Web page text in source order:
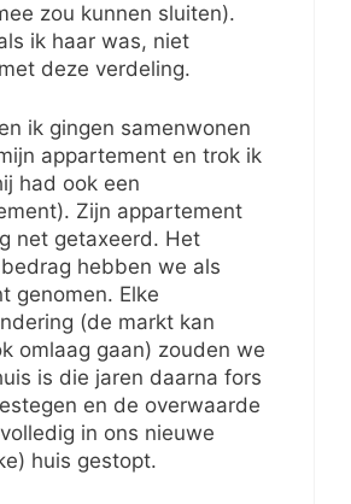
zou kunnen sluiten).
ik haar was, niet
deze verdeling.
ik gingen samenwonen
appartement en trok ik
had ook een
Zijn appartement
net getaxeerd. Het
hebben we als
genomen. Elke
(de markt kan
omlaag gaan) zouden we
is die jaren daarna fors
en de overwaarde
in ons nieuwe
huis gestopt.